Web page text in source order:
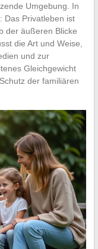
Umgebung. In
Das Privatleben ist
der äußeren Blicke
die Art und Weise,
und zur
Gleichgewicht
der familiären